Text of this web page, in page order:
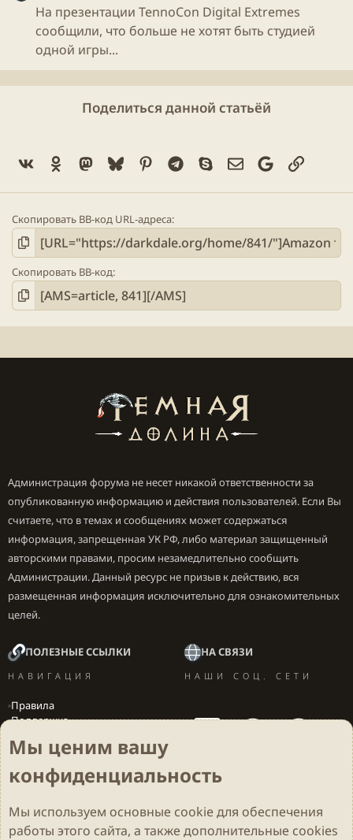
На презентации TennoCon Digital Extremes
сообщили, что больше не хотят быть студией
одной игры...
Поделиться данной статьёй
Vk Ok Mastodon
BlueskyPinterestTelegram
SkypeЭлектронная
GoogleСсылка
Скопировать BB-код URL-адреса
Скопировать BB-код
Администрация форума не несет никакой ответственности за
опубликованную информацию и действия пользователей. Если Вы
считаете, что в темах и сообщениях может содержаться
информация, запрещенная УК РФ, либо материал защищенный
авторскими правами, просим незамедлительно сообщить
Администрации. Данный ресурс не призыв к действию, вся
размещенная информация исключительно для ознакомительных
целей.
ПОЛЕЗНЫЕ ССЫЛКИ
НАВИГАЦИЯ
Правила
Поддержка
Локализация игр
НА СВЯЗИ
НАШИ СОЦ. СЕТИ
Cookies Darkdale - Основа [v.2.3.2 rc1] 🔥
Русский (RU)
Мы ценим вашу
конфиденциальность
Мы используем основные cookieдля обеспечения
работы этого сайта, а также дополнительные cookies